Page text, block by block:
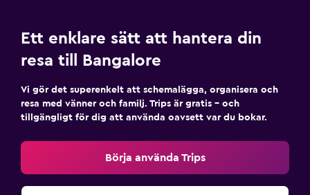
Ett enklare sätt att hantera din
resa till Bangalore
Vi gör det superenkelt att schemalägga, organisera och
resa med vänner och familj. Trips är gratis – och
tillgängligt för dig att använda oavsett var du bokar.
Börja använda Trips